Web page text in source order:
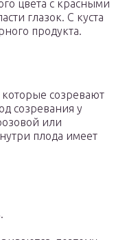
цвета с красными
глазок. С куста
продукта.
созревают
созревания у
или
плода имеет